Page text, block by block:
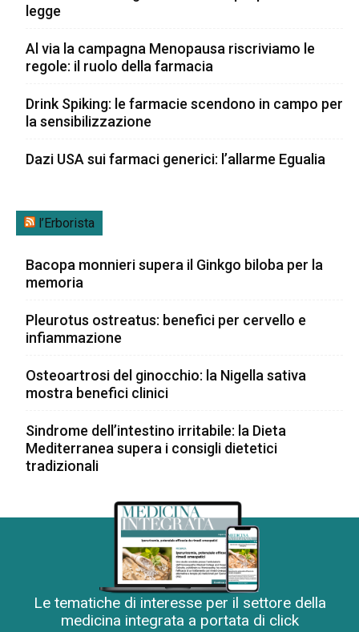
legge
Al via la campagna Menopausa riscriviamo le
regole: il ruolo della farmacia
Drink Spiking: le farmacie scendono in campo per
la sensibilizzazione
Dazi USA sui farmaci generici: l’allarme Egualia
l’Erborista
Bacopa monnieri supera il Ginkgo biloba per la
memoria
Pleurotus ostreatus: benefici per cervello e
infiammazione
Osteoartrosi del ginocchio: la Nigella sativa
mostra benefici clinici
Sindrome dell’intestino irritabile: la Dieta
Mediterranea supera i consigli dietetici
tradizionali
Le tematiche di interesse per il settore della
medicina integrata a portata di click